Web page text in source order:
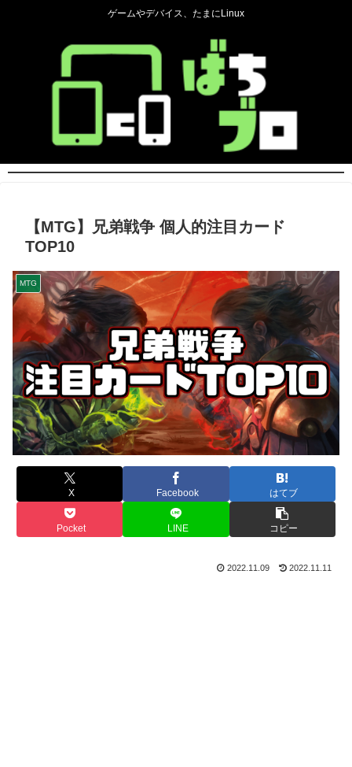
ゲームやデバイス、たまにLinux
【MTG】兄弟戦争 個人的注目カード
TOP10
MTG
X Facebook はてブ
Pocket LINE コピー
2022.11.09 2022.11.11